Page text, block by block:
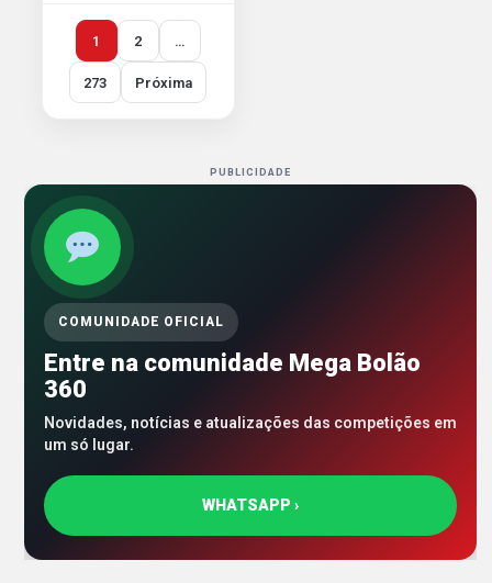
1 2 …
273 Próxima
PUBLICIDADE
COMUNIDADE OFICIAL
Entre na comunidade Mega Bolão
360
Novidades, notícias e atualizações das competições em
um só lugar.
WHATSAPP ›